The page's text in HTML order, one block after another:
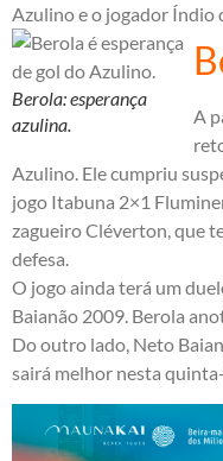
Azulino e o jogador Índio
Berola: esperança
azulina.
A
Azulino. Ele cumpriu
jogo Itabuna 2×1
zagueiro Cléverton, que
defesa.
O jogo ainda terá um
Baianão 2009. Berola
Do outro lado, Neto
sairá melhor nesta